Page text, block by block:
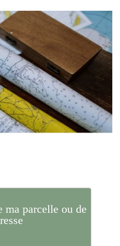
ma parcelle ou de